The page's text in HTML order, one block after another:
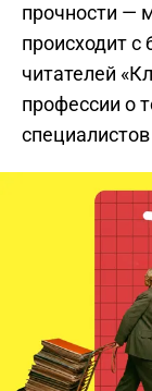
прочности —
происходит
читателей
профессии о
специалистов